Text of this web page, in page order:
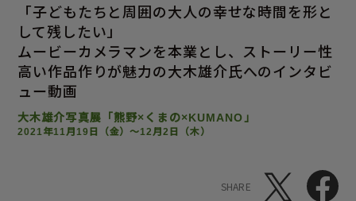
「子どもたちと周囲の大人の幸せな時間を形と
して残したい」
ムービーカメラマンを本業とし、ストーリー性
高い作品作りが魅力の大木雄介氏へのインタビ
ュー動画
大木雄介写真展「熊野×くまの×KUMANO」
2021年11月19日（金）～12月2日（木）
SHARE